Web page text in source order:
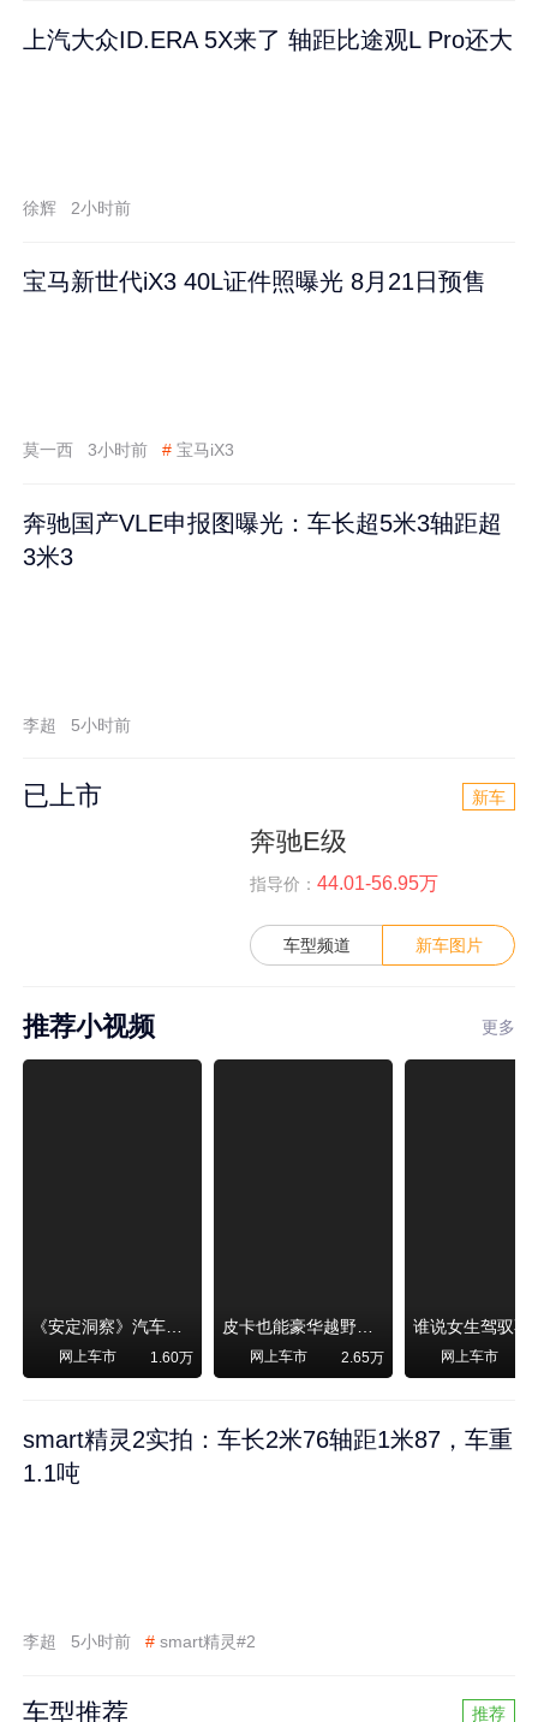
上汽大众ID.ERA 5X来了 轴距比途观L Pro还大
徐辉 2小时前
宝马新世代iX3 40L证件照曝光 8月21日预售
莫一西 3小时前 # 宝马iX3
奔驰国产VLE申报图曝光：车长超5米3轴距超
3米3
李超 5小时前
已上市 新车
奔驰E级
指导价： 44.01-56.95万
车型频道 新车图片
推荐小视频 更多
《安定洞察》汽车烧不烧油，和石油安全无关！
网上车市 1.60万
皮卡也能豪华越野！纵横F700上市，限时卖29.99万起
网上车市 2.65万 网上车市
smart精灵2实拍：车长2米76轴距1米87，车重
1.1吨
李超 5小时前 # smart精灵#2
车型推荐 推荐